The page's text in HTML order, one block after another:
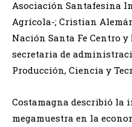
Asociación Santafesina
Agrícola-; Cristian
Nación Santa Fe Centro
secretaria de
Producción, Ciencia y
Costamagna describió la
megamuestra en la